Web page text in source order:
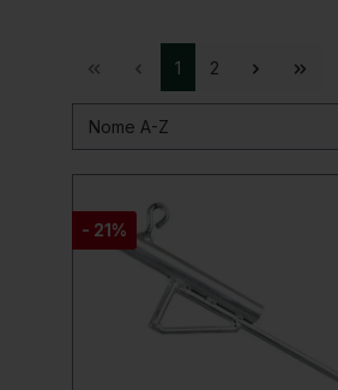
1 2
- 21%